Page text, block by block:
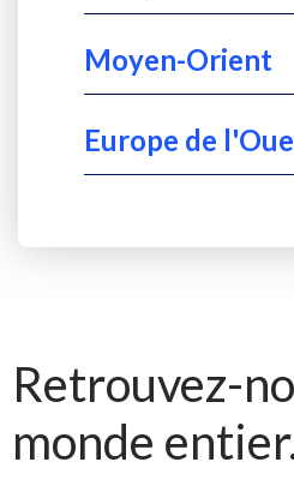
Moyen-Orient
Europe de
Retrouvez-
monde